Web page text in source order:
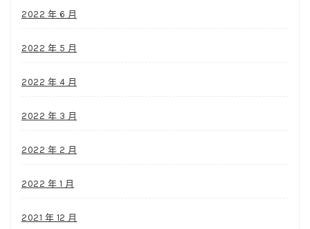
2022 年 6 月
2022 年 5 月
2022 年 4 月
2022 年 3 月
2022 年 2 月
2022 年 1 月
2021 年 12 月